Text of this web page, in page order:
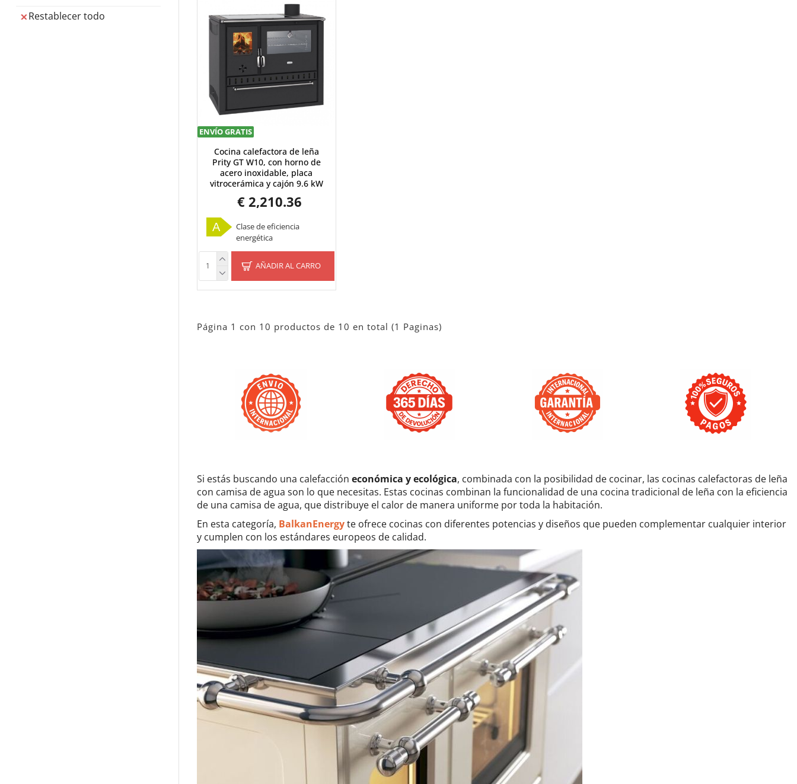
Restablecer todo
ENVÍO GRATIS
Cocina calefactora de leña
Prity GT W10, con horno de
acero inoxidable, placa
vitrocerámica y cajón 9.6 kW
€ 2,210.36
A
Clase de eficiencia
energética
AÑADIR AL CARRO
Página 1 con 10 productos de 10 en total (1 Paginas)
Si estás buscando una calefacción económica y ecológica, combinada con la posibilidad de cocinar, las cocinas calefactoras de leña
con camisa de agua son lo que necesitas. Estas cocinas combinan la funcionalidad de una cocina tradicional de leña con la eficiencia
de una camisa de agua, que distribuye el calor de manera uniforme por toda la habitación.
En esta categoría, BalkanEnergyte ofrece cocinas con diferentes potencias y diseños que pueden complementar cualquier interior
y cumplen con los estándares europeos de calidad.